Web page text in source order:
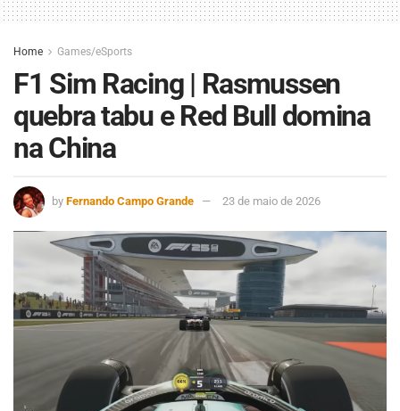
Home Games/eSports
F1 Sim Racing | Rasmussen
quebra tabu e Red Bull domina
na China
by Fernando Campo Grande 23 de maio de 2026